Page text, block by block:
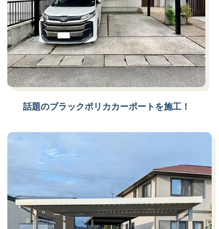
話題のブラックポリカカーポートを施工！